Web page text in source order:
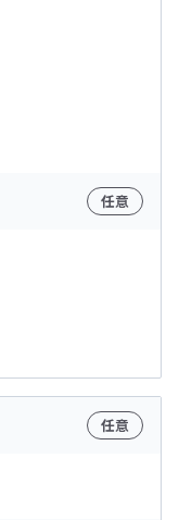
任意
任意